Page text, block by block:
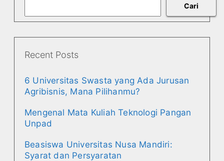
Cari
Recent Posts
6 Universitas Swasta yang Ada Jurusan
Agribisnis, Mana Pilihanmu?
Mengenal Mata Kuliah Teknologi Pangan
Unpad
Beasiswa Universitas Nusa Mandiri:
Syarat dan Persyaratan